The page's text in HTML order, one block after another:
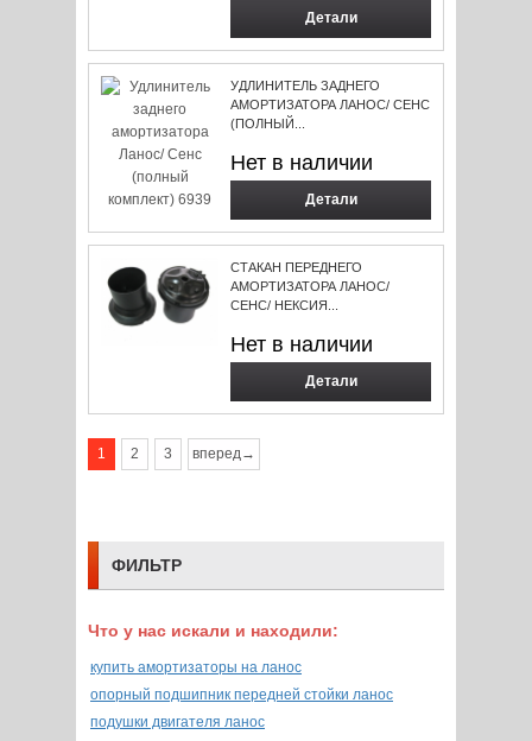
Детали
УДЛИНИТЕЛЬ ЗАДНЕГО
АМОРТИЗАТОРА ЛАНОС/ СЕНС
(ПОЛНЫЙ...
Нет в наличии
Детали
СТАКАН ПЕРЕДНЕГО
АМОРТИЗАТОРА ЛАНОС/
СЕНС/ НЕКСИЯ...
Нет в наличии
Детали
1 2 3 вперед→
ФИЛЬТР
Что у нас искали и находили:
купить амортизаторы на ланос
опорный подшипник передней стойки ланос
подушки двигателя ланос